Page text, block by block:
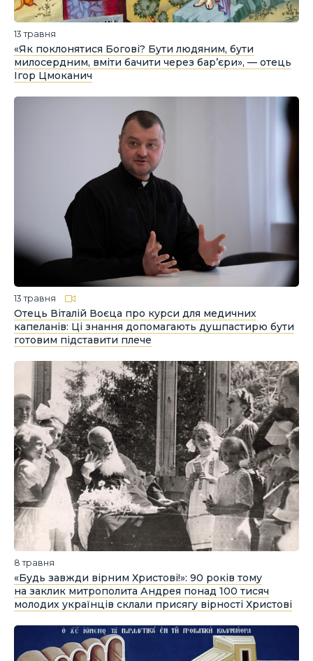
13 травня
«Як поклонятися Богові? Бути людяним, бути
милосердним, вміти бачити через барʼєри», — отець
Ігор Цмоканич
13 травня
Отець Віталій Воєца про курси для медичних
капеланів: Ці знання допомагають душпастирю бути
готовим підставити плече
8 травня
«Будь завжди вірним Христові!»: 90 років тому
на заклик митрополита Андрея понад 100 тисяч
молодих українців склали присягу вірності Христові